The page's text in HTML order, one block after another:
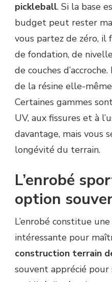
pickleball. Si la base
budget peut rester
vous partez de zéro,
de fondation, de
de couches
de la résine elle-
Certaines gammes
UV, aux fissures et à
davantage, mais vous
longévité du terrain.
L’enrobé
option
L’enrobé constitue
intéressante pour
construction terrain
souvent apprécié